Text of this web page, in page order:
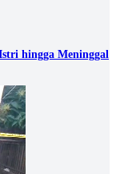
hingga Meninggal